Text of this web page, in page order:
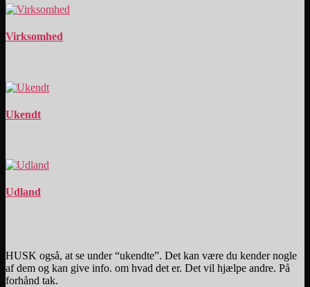
Virksomhed
Ukendt
Udland
HUSK også, at se under “ukendte”. Det kan være du kender nogle
af dem og kan give info. om hvad det er. Det vil hjælpe andre. På
forhånd tak.